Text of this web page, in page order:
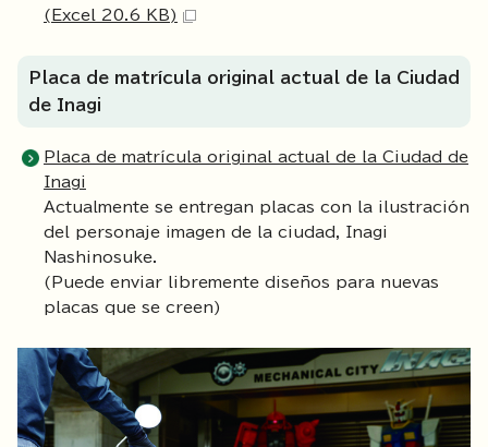
(Excel 20.6 KB)
Placa de matrícula original actual de la Ciudad
de Inagi
Placa de matrícula original actual de la Ciudad de
Inagi
Actualmente se entregan placas con la ilustración
del personaje imagen de la ciudad, Inagi
Nashinosuke.
(Puede enviar libremente diseños para nuevas
placas que se creen)